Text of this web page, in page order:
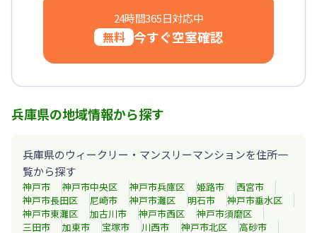
24時間365日対応中
無料 今すぐ空室確認
兵庫県の地域情報から探す
兵庫県のウィークリー・マンスリーマンションを住所一
覧から探す
神戸市 神戸市中央区 神戸市兵庫区 姫路市
西宮市
神戸市長田区
尼崎市 神戸市灘区 明石市
神戸市垂水区
神戸市東灘区
加古川市 神戸市西区
神戸市須磨区
三田市
加東市 宝塚市 川西市 神戸市北区 高砂市